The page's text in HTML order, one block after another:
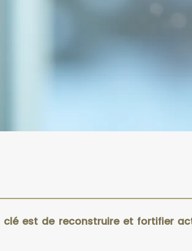
est de reconstruire et fortifier